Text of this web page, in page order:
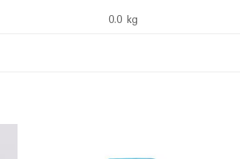
0.0 kg